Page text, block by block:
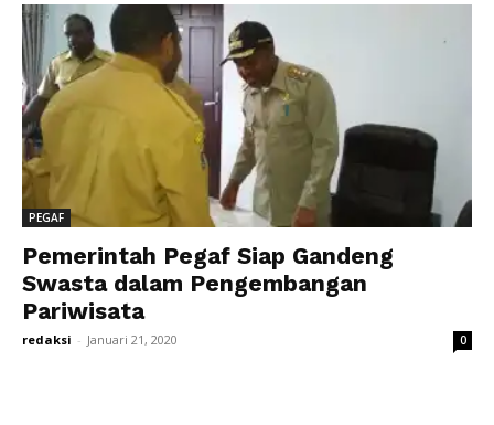
PEGAF
Pemerintah Pegaf Siap Gandeng
Swasta dalam Pengembangan
Pariwisata
redaksi - Januari 21, 2020 0